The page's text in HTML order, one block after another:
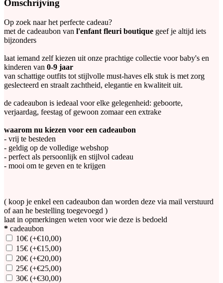
Omschrijving
Op zoek naar het perfecte cadeau?
met de cadeaubon van l'enfant fleuri boutique geef je altijd iets
bijzonders
laat iemand zelf kiezen uit onze prachtige collectie voor baby's en
kinderen van 0-9 jaar
van schattige outfits tot stijlvolle must-haves elk stuk is met zorg
geslecteerd en straalt zachtheid, elegantie en kwaliteit uit.
de cadeaubon is iedeaal voor elke gelegenheid: geboorte,
verjaardag, feestag of gewoon zomaar een extrake
waarom nu kiezen voor een cadeaubon
- vrij te besteden
- geldig op de volledige webshop
- perfect als persoonlijk en stijlvol cadeau
- mooi om te geven en te krijgen
( koop je enkel een cadeaubon dan worden deze via mail verstuurd
of aan he bestelling toegevoegd )
laat in opmerkingen weten voor wie deze is bedoeld
* cadeaubon
10€ (+€10,00)
15€ (+€15,00)
20€ (+€20,00)
25€ (+€25,00)
30€ (+€30,00)